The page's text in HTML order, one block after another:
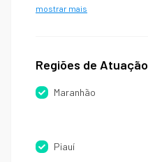
mostrar mais
Regiões de Atuação
Maranhão
Piauí